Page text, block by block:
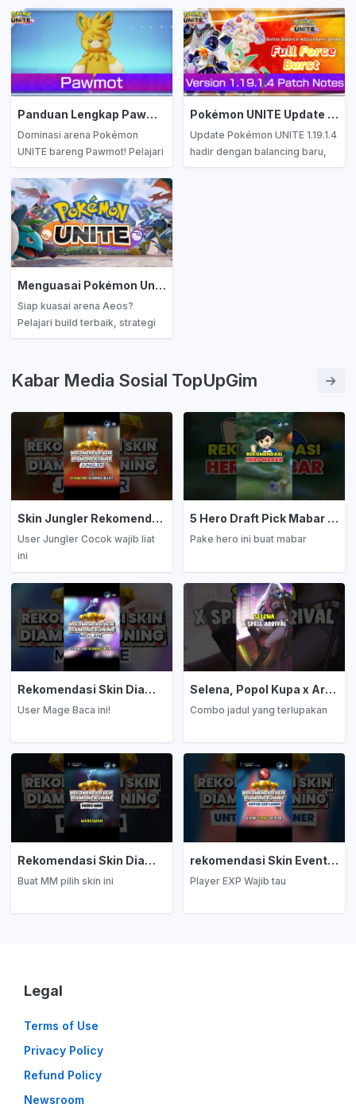
Panduan Lengkap Pawmot di Pokémon UNITE: Build Terbaik dan Strategi Jitu untuk Dominasi Arena
Dominasi arena Pokémon
UNITE bareng Pawmot! Pelajari
build, moveset, dan strategi
terbaik untuk kuasai
pertandingan dari early hingga
late game.
Pokémon UNITE Update 1.19.1.4 Sudah Tiba! Ini Dia Isi Patch Terbarunya!
Update Pokémon UNITE 1.19.1.4
hadir dengan balancing baru,
event Summer Splash Festival,
Menguasai Pokémon Unite: Panduan Lengkap, Build Terbaik, dan Strategi Juara di Arena Aeos
Siap kuasai arena Aeos?
Pelajari build terbaik, strategi
juara, dan meta terbaru
lengkap ini. Optimalkan
performamu dan bawa tim
Kabar Media Sosial TopUpGim
Skin Jungler Rekomendasi Diamond Kuning
User Jungler Cocok wajib liat
ini
5 Hero Draft Pick Mabar Auto Win
Pake hero ini buat mabar
Rekomendasi Skin Diamond Kuning: Mage
User Mage Baca ini!
Selena, Popol Kupa x Arrival
Combo jadul yang terlupakan
Rekomendasi Skin Diamond Kuning: Marksman
Buat MM pilih skin ini
rekomendasi Skin Event Diamond Kuning: EXP Laner
Player EXP Wajib tau
Legal
Terms of Use
Privacy Policy
Refund Policy
Newsroom